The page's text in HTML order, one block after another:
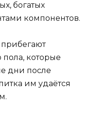
богатых
компонентов.
которые
дни после
им удаётся